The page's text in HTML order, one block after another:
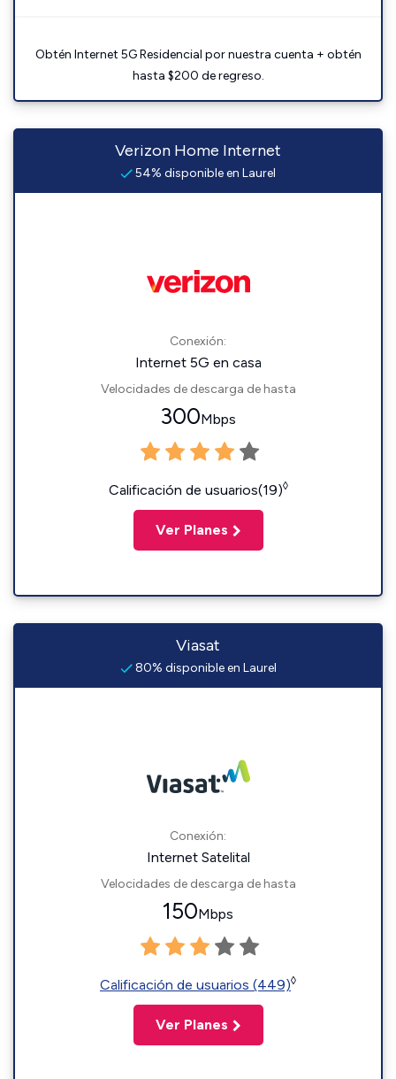
Obtén Internet 5G Residencial por nuestra cuenta + obtén
hasta $200 de regreso.
Verizon Home Internet
54% disponible en Laurel
Conexión:
Internet 5G en casa
Velocidades de descarga de hasta
300Mbps
Calificación de usuarios(19)◊
Ver Planes
Viasat
80% disponible en Laurel
Conexión:
Internet Satelital
Velocidades de descarga de hasta
150Mbps
Calificación de usuarios (449)◊
Ver Planes